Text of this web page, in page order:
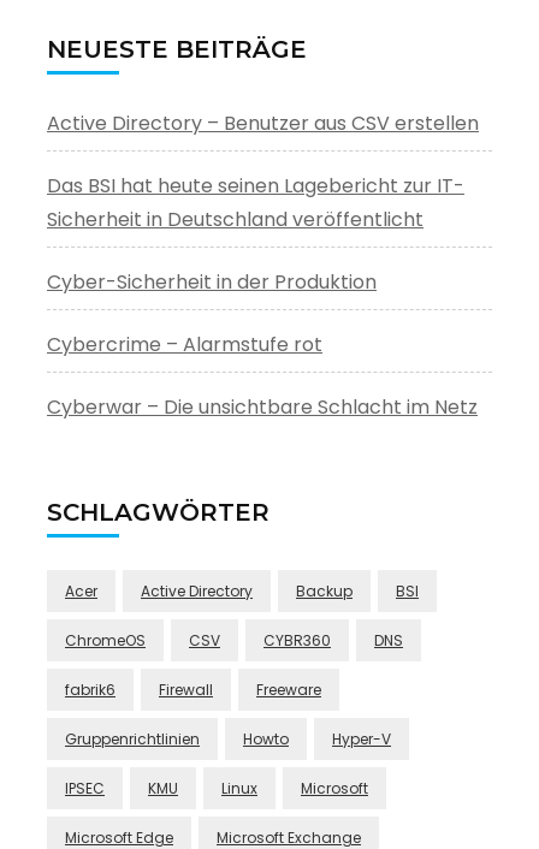
NEUESTE BEITRÄGE
Active Directory – Benutzer aus CSV erstellen
Das BSI hat heute seinen Lagebericht zur IT-
Sicherheit in Deutschland veröffentlicht
Cyber-Sicherheit in der Produktion
Cybercrime – Alarmstufe rot
Cyberwar – Die unsichtbare Schlacht im Netz
SCHLAGWÖRTER
Acer Active Directory Backup BSI
ChromeOS CSV CYBR360 DNS
fabrik6 Firewall Freeware
Gruppenrichtlinien Howto Hyper-V
IPSEC KMU Linux Microsoft
Microsoft Edge Microsoft Exchange